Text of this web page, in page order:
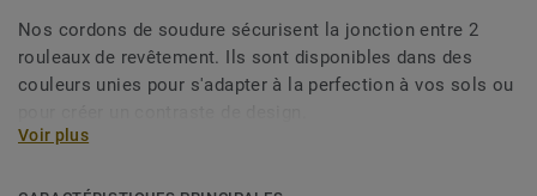
Nos cordons de soudure sécurisent la jonction entre 2
rouleaux de revêtement. Ils sont disponibles dans des
couleurs unies pour s'adapter à la perfection à vos sols ou
Voir plus